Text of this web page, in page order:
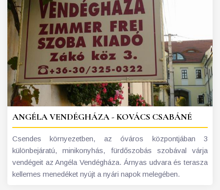
ANGÉLA VENDÉGHÁZA - KOVÁCS CSABÁNÉ
Csendes környezetben, az óváros központjában 3
különbejáratú, minikonyhás, fürdőszobás szobával várja
vendégeit az Angéla Vendégháza. Árnyas udvara és terasza
kellemes menedéket nyújt a nyári napok melegében.